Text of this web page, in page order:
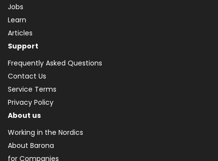
Jobs
Learn
Articles
Support
Frequently Asked Questions
Contact Us
Service Terms
Privacy Policy
About us
Working in the Nordics
About Barona
for Companies